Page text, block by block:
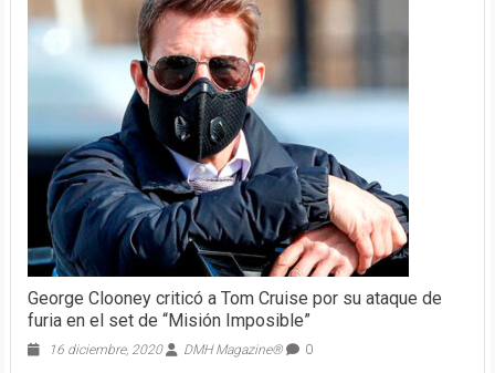
George Clooney criticó a Tom Cruise por su ataque de
furia en el set de “Misión Imposible”
16 diciembre, 2020 DMH Magazine® 0